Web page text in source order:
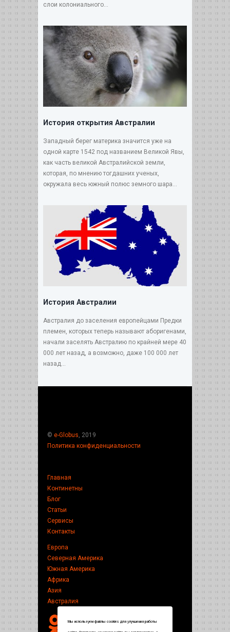
слои колониального...
История открытия Австралии
Западный берег материка значится уже на
одной карте 1542 под названием Великой Явы,
как часть великой Австралийской земли,
которая, по мнению тогдашних ученых,
окружала весь южный полюс земного шара...
История Австралии
Австралия до заселения европейцами Предки
племен, которых теперь называют аборигенами,
начали заселять Австралию по крайней мере 40
000 лет назад, а возможно, даже 100 000 лет
назад...
© e-Globus , 2019
Политика конфиденциальности
Главная
Континетны
Блог
Статьи
Сервисы
Контакты
Европа
Северная Америка
Южная Америка
Африка
Азия
Австралия
Мы используем файлы cookies для улучшения работы